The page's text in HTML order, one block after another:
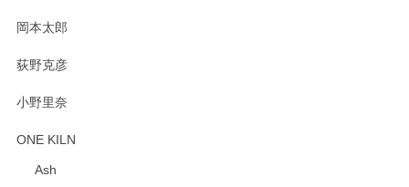
岡本太郎
荻野克彦
小野里奈
ONE KILN
Ash